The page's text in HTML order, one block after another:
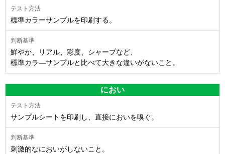
標準カラーサンプルを印刷する。
鮮やか、リアル、彩度、シャープなど、
標準カラ―サンプルと比べて大きな違いがないこと。
におい
サンプルシートを印刷し、直接においを嗅ぐ。
刺激的なにおいがしないこと。